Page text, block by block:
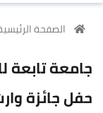
الصفحة
جامعة تابعة
حفل جائزة